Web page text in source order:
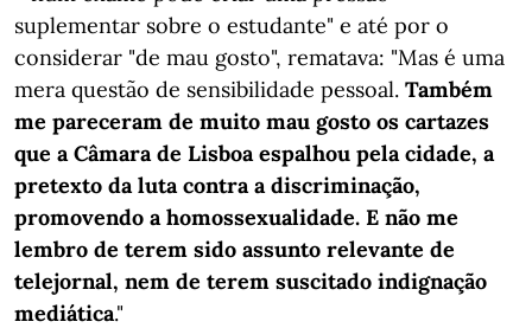
suplementar sobre o estudante" e até por o
considerar "de mau gosto", rematava: "Mas é uma
mera questão de sensibilidade pessoal. Também
me pareceram de muito mau gosto os cartazes
que a Câmara de Lisboa espalhou pela cidade, a
pretexto da luta contra a discriminação,
promovendo a homossexualidade. E não me
lembro de terem sido assunto relevante de
telejornal, nem de terem suscitado indignação
mediática."